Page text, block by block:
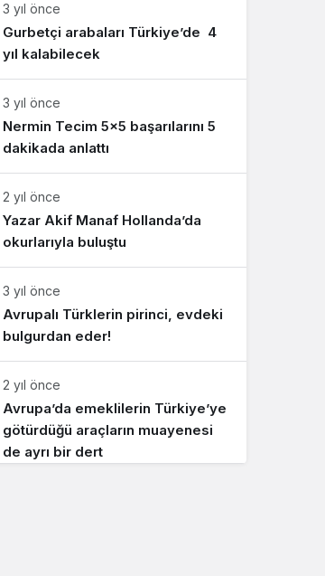
Gündüz modunu seçin.
Gece modunu seçin.
Sistem Modu
Sistem modunu seçin.
3 yıl önce
Gurbetçi arabaları Türkiye’de 4
yıl kalabilecek
3 yıl önce
Nermin Tecim 5×5 başarılarını 5
dakikada anlattı
2 yıl önce
Yazar Akif Manaf Hollanda’da
okurlarıyla buluştu
3 yıl önce
Avrupalı Türklerin pirinci, evdeki
bulgurdan eder!
2 yıl önce
Avrupa’da emeklilerin Türkiye’ye
götürdüğü araçların muayenesi
de ayrı bir dert